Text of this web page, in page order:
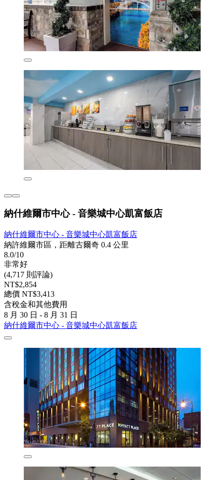
納什維爾市中心 - 音樂城中心凱富飯店
納什維爾市中心 - 音樂城中心凱富飯店
納許維爾市區，距離古爾奇 0.4 公里
8.0/10
非常好
(4,717 則評論)
NT$2,854
總價 NT$3,413
含稅金和其他費用
8 月 30 日 - 8 月 31 日
納什維爾市中心 - 音樂城中心凱富飯店